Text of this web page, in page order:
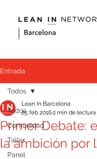
Entrada
Todos
Comunidad
Taller
Panel
Todos
Primer Debate:
la ambición por
Lean In Barcelona
25 feb 20162 min de lectura